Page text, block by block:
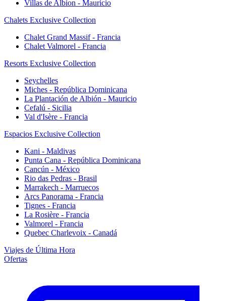
Villas de Albion - Mauricio
Chalets Exclusive Collection
Chalet Grand Massif - Francia
Chalet Valmorel - Francia
Resorts Exclusive Collection
Seychelles
Miches - República Dominicana
La Plantación de Albión - Mauricio
Cefalú - Sicilia
Val d'Isère - Francia
Espacios Exclusive Collection
Kani - Maldivas
Punta Cana - República Dominicana
Cancún - México
Rio das Pedras - Brasil
Marrakech - Marruecos
Arcs Panorama - Francia
Tignes - Francia
La Rosière - Francia
Valmorel - Francia
Quebec Charlevoix - Canadá
Viajes de Última Hora
Ofertas